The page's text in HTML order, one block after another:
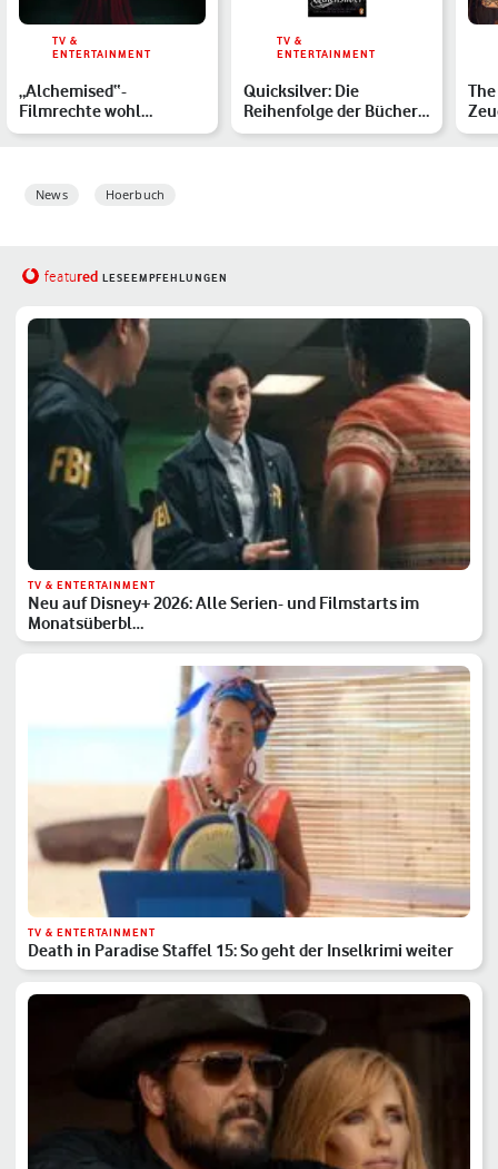
TV &
ENTERTAINMENT
„Alchemised“-
Filmrechte wohl
verkauft: Das ist bisher
TV &
ENTERTAINMENT
Quicksilver: Die
Reihenfolge der Bücher
& Bonuskapitel von
News Hoerbuch
featured LESEEMPFEHLUNGEN
TV & ENTERTAINMENT
Neu auf Disney+ 2026: Alle Serien- und Filmstarts im
Monatsüberbl…
TV & ENTERTAINMENT
Death in Paradise Staffel 15: So geht der Inselkrimi weiter